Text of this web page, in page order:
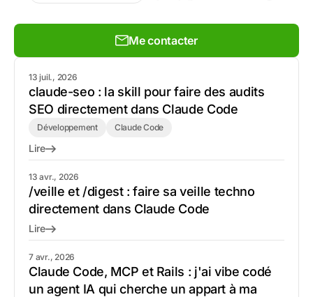
Me contacter
13 juil., 2026
claude-seo : la skill pour faire des audits
SEO directement dans Claude Code
Développement Claude Code
Lire
13 avr., 2026
/veille et /digest : faire sa veille techno
directement dans Claude Code
Lire
7 avr., 2026
Claude Code, MCP et Rails : j'ai vibe codé
un agent IA qui cherche un appart à ma